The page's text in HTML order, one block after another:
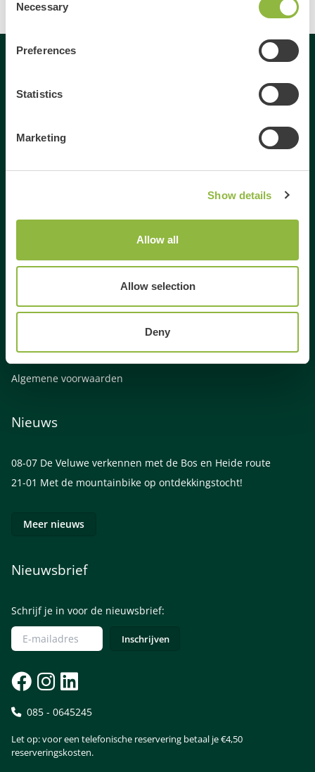
Selection
Necessary
Preferences
Statistics
Marketing
Show details
Allow all
Allow selection
Deny
Dagje weg
Weekendje weg Veluwe
Vrienden uitje Gelderland
Bedrijfsuitje Gelderland
Algemene voorwaarden
Nieuws
08-07 De Veluwe verkennen met de Bos en Heide route
21-01 Met de mountainbike op ontdekkingstocht!
Meer nieuws
Nieuwsbrief
Schrijf je in voor de nieuwsbrief:
085 - 0645245
Let op: voor een telefonische reservering betaal je €4,50
reserveringskosten.